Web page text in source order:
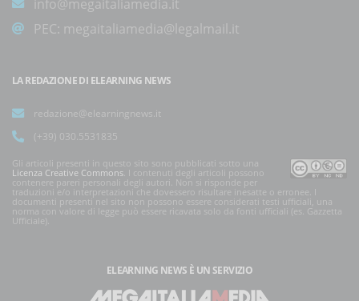
info@megaitaliamedia.it
PEC: megaitaliamedia@legalmail.it
LA REDAZIONE DI ELEARNING NEWS
redazione@elearningnews.it
(+39) 030.5531835
Gli articoli presenti in questo sito sono pubblicati sotto una
Licenza Creative Commons. I contenuti degli articoli possono
contenere pareri personali degli autori. Non si risponde per
traduzioni e/o interpretazioni che dovessero risultare inesatte o erronee. I
documenti presenti nel sito non possono essere considerati testi ufficiali, una
norma con valore di legge può essere ricavata solo da fonti ufficiali (es. Gazzetta
Ufficiale).
ELEARNING NEWS È UN SERVIZIO